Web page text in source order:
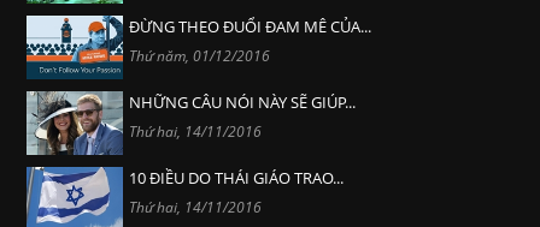
ĐỪNG THEO ĐUỔI ĐAM MÊ CỦA...
Thứ năm, 01/12/2016
NHỮNG CÂU NÓI NÀY SẼ GIÚP...
Thứ hai, 14/11/2016
10 ĐIỀU DO THÁI GIÁO TRAO...
Thứ hai, 14/11/2016